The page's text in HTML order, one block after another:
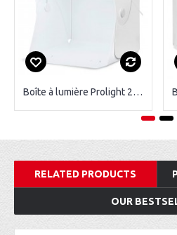
Boîte à lumière Prolight 20CM
RELATED PRODUCTS
OUR